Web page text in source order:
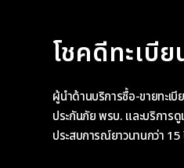
โชคดีทะเบีย
ผู้นำด้านบริการซื้อ-ขายทะเ
ประกันภัย พรบ. และบริการ
ประสบการณ์ยาวนานกว่า 15